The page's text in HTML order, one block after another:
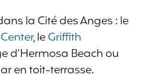
la Cité des Anges : le
, leGriffith
d’Hermosa Beach ou
en toit-terrasse.